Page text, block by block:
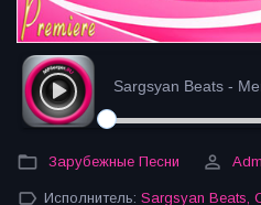
Sargsyan Beats -
Зарубежные Песни
Исполнитель: Sargsyan Beats